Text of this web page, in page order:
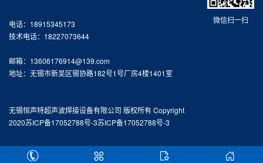
微信扫一扫
电话：18915345173
技术电话：18227073644
邮箱：13606176914@139.com
地址：无锡市新吴区锡协路182号1号厂房4楼1401室
无锡恒声特超声波焊接设备有限公司 版权所有 Copyright
2020苏ICP备17052788号-3苏ICP备17052788号-3